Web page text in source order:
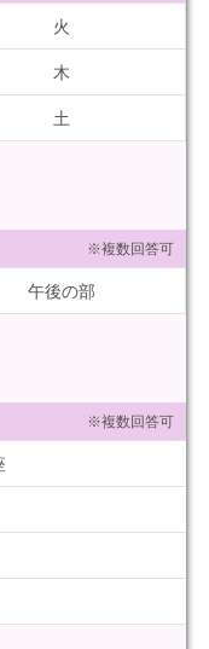
火
木
土
※複数回答可
午後の部
※複数回答可